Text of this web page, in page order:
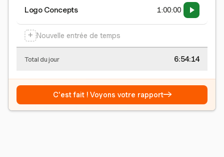
Logo Concepts 1:00:00
+ Nouvelle entrée de temps
Total du jour 6:54:15
C'est fait ! Voyons votre rapport→